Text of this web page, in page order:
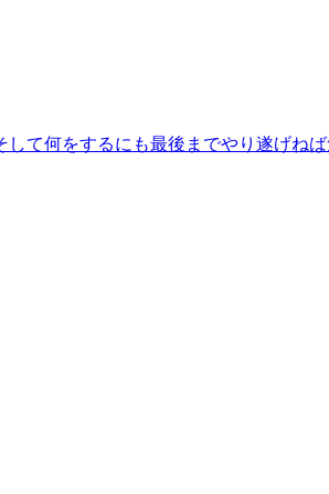
て何をするにも最後までやり遂げね